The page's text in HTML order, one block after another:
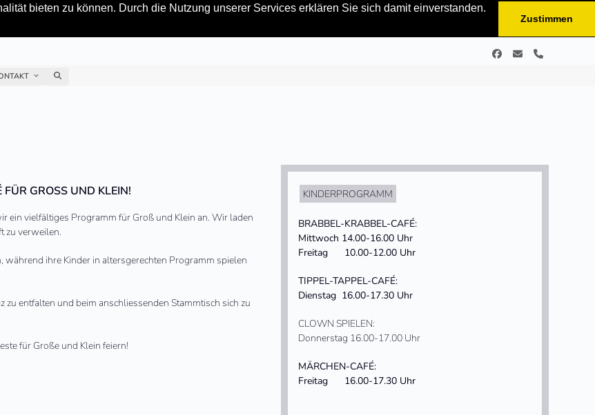
bieten zu können. Durch die Nutzung unserer Services erklären Sie sich damit einverstanden.
Zustimmen
Facebook
E- Telefon
GROSS UND KLEIN!
ein viel­fäl­ti­ges Programm für Groß und Klein an. Wir laden
zu ver­wei­len.
während ihre Kinder in altersgerechten Programm spielen
zu entfalten und beim anschliessenden Stammtisch sich zu
für Große und Klein feiern!
KINDERPROGRAMM
BRABBEL-KRABBEL-CAFÉ:
Mittwoch 14.00-16.00 Uhr
Freitag 10.00-12.00 Uhr
TIPPEL-TAPPEL-CAFÉ:
Dienstag 16.00-17.30 Uhr
CLOWN SPIELEN:
Donnerstag 16.00-17.00 Uhr
MÄRCHEN-CAFÉ:
Freitag 16.00-17.30 Uhr